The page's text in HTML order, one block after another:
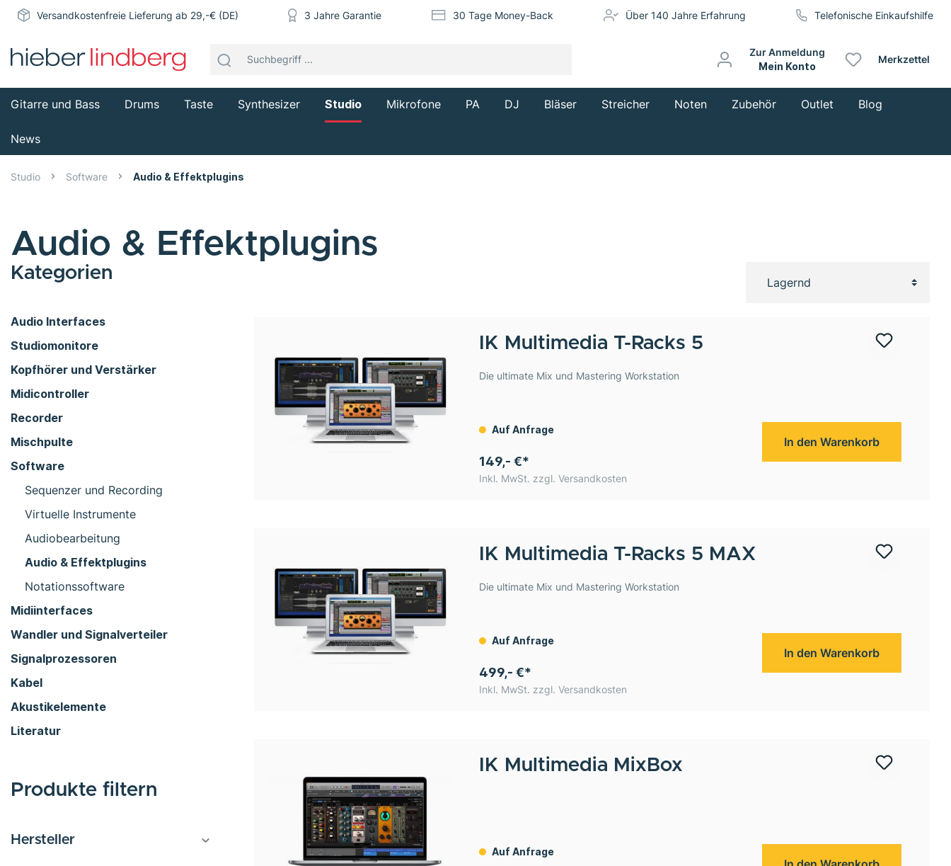
Versandkostenfreie Lieferung ab 29,-€ (DE) 3 Jahre Garantie 30 Tage Money-Back Über 140 Jahre Erfahrung Telefonische Einkaufshilfe
Zur Anmeldung
Mein Konto
Merkzettel
Gitarre und Bass Drums Taste Synthesizer Studio Mikrofone PA DJ Bläser Streicher Noten Zubehör Outlet Blog
News
Studio Software Audio & Effektplugins
Audio & Effektplugins
Kategorien
Audio Interfaces
Studiomonitore
Kopfhörer und Verstärker
Midicontroller
Recorder
Mischpulte
Software
Sequenzer und Recording
Virtuelle Instrumente
Audiobearbeitung
Audio & Effektplugins
Notationssoftware
Midiinterfaces
Wandler und Signalverteiler
Signalprozessoren
Kabel
Akustikelemente
Literatur
Produkte filtern
Hersteller
IK Multimedia T-Racks 5
Die ultimate Mix und Mastering Workstation
Auf Anfrage
149,- €*
Inkl. MwSt. zzgl. Versandkosten
In den Warenkorb
IK Multimedia T-Racks 5 MAX
Die ultimate Mix und Mastering Workstation
Auf Anfrage
499,- €*
Inkl. MwSt. zzgl. Versandkosten
In den Warenkorb
IK Multimedia MixBox
Auf Anfrage